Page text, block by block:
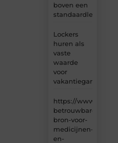
boven een
Lockers
huren als
vaste
waarde
voor
vakantiegangers
https://
betrouwbare-
bron-voor-
medicijnen-
en-